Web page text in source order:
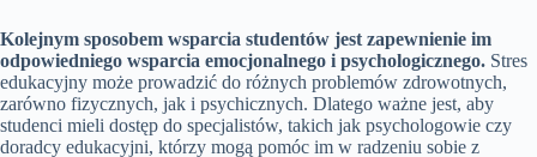
Kolejnym sposobem wsparcia studentów jest zapewnienie im
odpowiedniego wsparcia emocjonalnego i psychologicznego. Stres
edukacyjny może prowadzić do różnych problemów zdrowotnych,
zarówno fizycznych, jak i psychicznych. Dlatego ważne jest, aby
studenci mieli dostęp do specjalistów, takich jak psychologowie czy
doradcy edukacyjni, którzy mogą pomóc im w radzeniu sobie z